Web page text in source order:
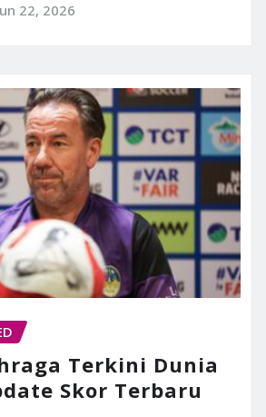
22, 2026
Terkini Dunia
Skor Terbaru